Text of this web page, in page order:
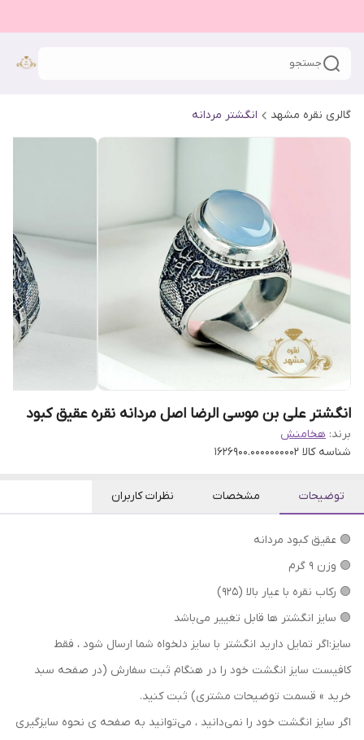
جستجو
گالری نقره مشهد انگشتر مردانه
انگشتر علی بن موسی الرضا اصل مردانه نقره عقیق کبود
برند: هخامنش
شناسه کالا 1626900.0000000002
توضیحات مشخصات نظرات کاربران
🟣 عقیق کبود مردانه
🟣 وزن ۹ گرم
🟣 رکاب نقره با عیار بالا (۹۲۵)
🟣 سایز انگشتر ها قابل تغییر می‌باشد
سایز:اگر تمایل دارید انگشتر با سایز دلخواه شما ارسال شود ، فقط
کافیست سایز انگشت خود را در هنگام ثبت سفارش (در صفحه سبد
خرید » قسمت توضیحات مشتری) ثبت کنید.
اگر سایز انگشت خود را نمی‌دانید ، می‌توانید به صفحه ی نحوه سایزگیری